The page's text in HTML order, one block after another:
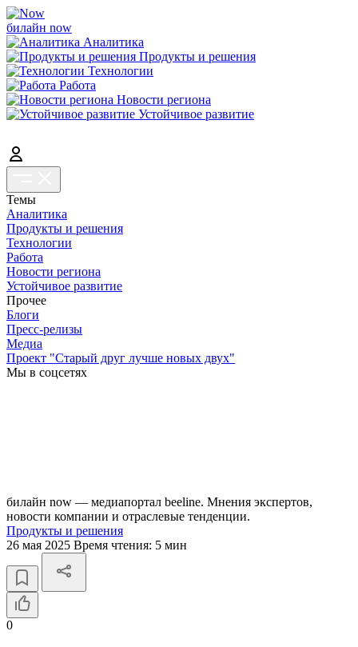
билайн now
Аналитика
Продукты и решения
Технологии
Работа
Новости региона
Устойчивое развитие
Темы
Аналитика
Продукты и решения
Технологии
Работа
Новости региона
Устойчивое развитие
Прочее
Блоги
Пресс-релизы
Медиа
Проект "Старый друг лучше новых двух"
Мы в соцсетях
билайн now — медиапортал beeline. Мнения экспертов,
новости компании и отраслевые тенденции.
Продукты и решения
26 мая 2025 Время чтения: 5 мин
0